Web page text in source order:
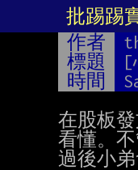
批踢踢
作者
標題
[
時間
在股板
看懂。
過後小